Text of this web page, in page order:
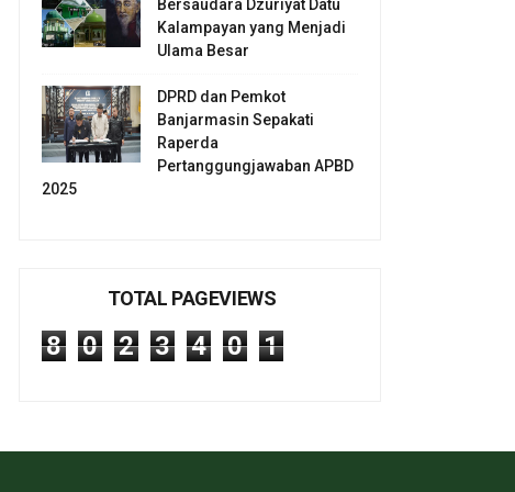
Bersaudara Dzuriyat Datu
Kalampayan yang Menjadi
Ulama Besar
DPRD dan Pemkot
Banjarmasin Sepakati
Raperda
Pertanggungjawaban APBD
2025
TOTAL PAGEVIEWS
8 0 2 3 4 0 1